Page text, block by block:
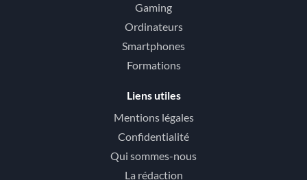
Gaming
Ordinateurs
Smartphones
Formations
Liens utiles
Mentions légales
Confidentialité
Qui sommes-nous
La rédaction